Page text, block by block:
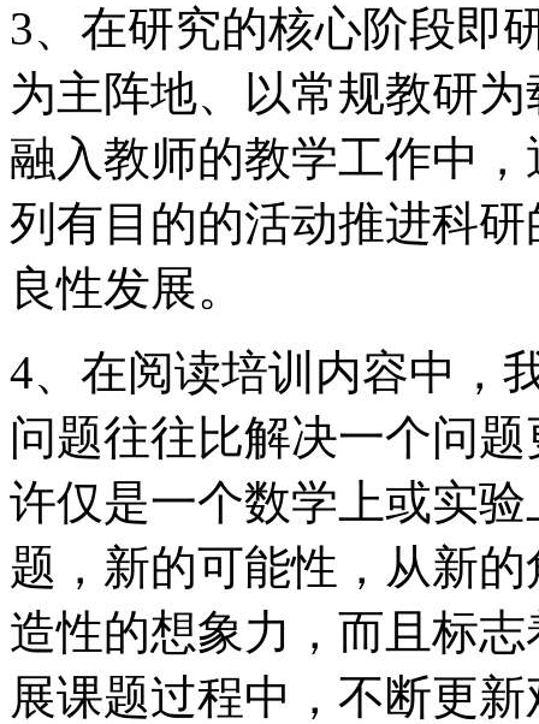
3、在研究的核心阶段即
为主阵地、以常规教研
融入教师的教学工作中
列有目的的活动推进科
良性发展。
4、在阅读培训内容中，
问题往往比解决一个问
许仅是一个数学上或实
题，新的可能性，从新
造性的想象力，而且标
展课题过程中，不断更